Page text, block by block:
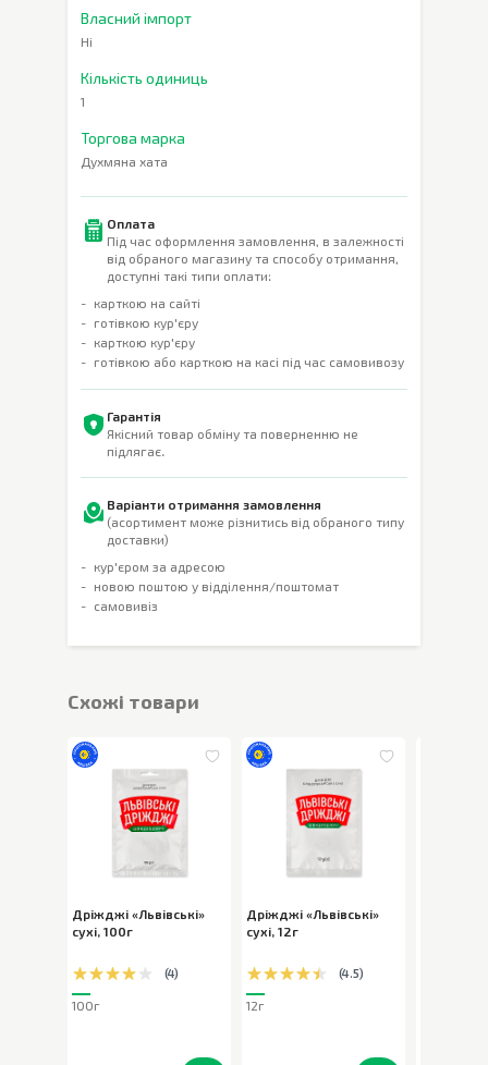
Власний імпорт
Ні
Кількість одиниць
1
Торгова марка
Духмяна хата
Оплата
Під час оформлення замовлення, в залежності
від обраного магазину та способу отримання,
доступні такі типи оплати:
карткою на сайті
готівкою кур'єру
карткою кур'єру
готівкою або карткою на касі під час самовивозу
Гарантія
Якісний товар обміну та поверненню не
підлягає.
Варіанти отримання замовлення
(асортимент може різнитись від обраного типу
доставки)
кур'єром за адресою
новою поштою у відділення/поштомат
самовивіз
Cхожі товари
Дріжджі «Львівські»
сухі, 100г
(4)
100г
Дріжджі «Львівські»
сухі, 12г
(4.5)
12г